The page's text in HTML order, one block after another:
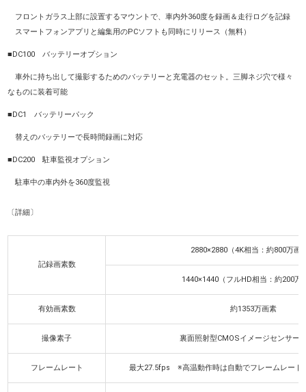
フロントガラス上部に設置するマウントで、車内外360度を録画＆走行ログを記録
スマートフォンアプリと編集用のPCソフトも同時にリリース（無料）
■DC100 バッテリーオプション
車外に持ち出して撮影するためのバッテリーと充電器のセット。三脚ネジ穴で様々
なものに装着可能
■DC1 バッテリーパック
替えのバッテリーで長時間録画に対応
■DC200 駐車監視オプション
駐車中の車内外を360度監視
〔詳細〕
記録画素数
2880×2880（4K相当：約800万画
1440×1440（フルHD相当：約200万
有効画素数 約1353万画素
撮像素子 裏面照射型CMOSイメージセンサー
フレームレート 最大27.5fps ※高温動作時は自動でフレームレート